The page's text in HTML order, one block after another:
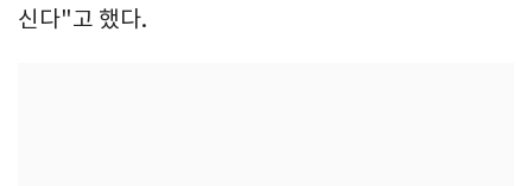
신다"고 했다.